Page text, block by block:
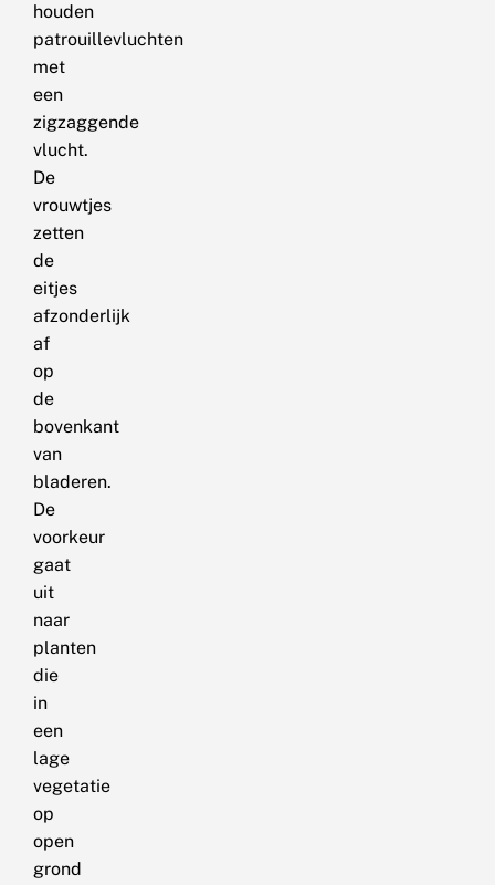
houden
patrouillevluchten
met
een
zigzaggende
vlucht.
De
vrouwtjes
zetten
de
eitjes
afzonderlijk
af
op
de
bovenkant
van
bladeren.
De
voorkeur
gaat
uit
naar
planten
die
in
een
lage
vegetatie
op
open
grond